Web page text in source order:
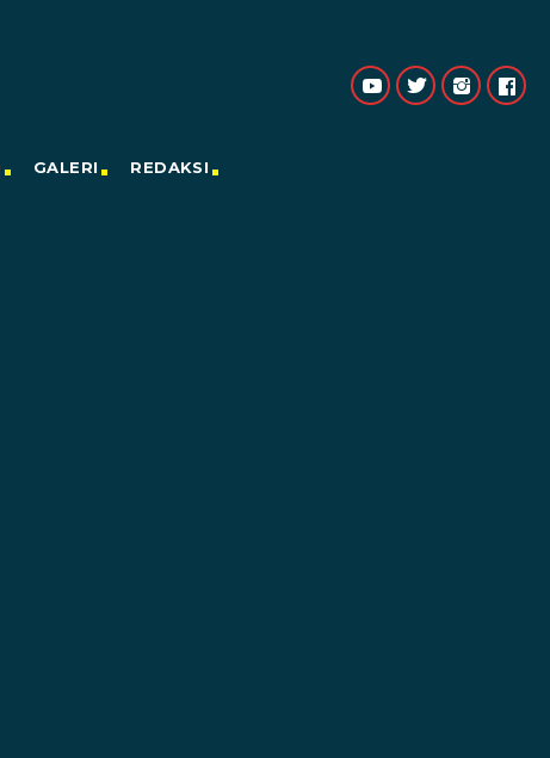
GALERI REDAKSI